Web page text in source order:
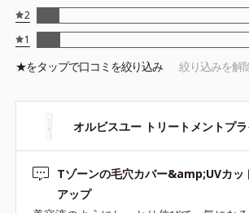
樹皮エキス
*4 グリセリルグルコシド（保湿成分）、（
ジメチコン）クロスポリマー、ジメチコン（
*5 アクリレーツコポリマー
ンフリー
●SPF50・PA+++
●セイヨウナシ果汁エキス*1＝保湿成分 ●カンゾ
2
1
★をタップで口コミを絞り込み 絞り込みを解
オルビスユー トリートメントプ
Tゾーンの毛穴カバー&amp;UVカ
アップ